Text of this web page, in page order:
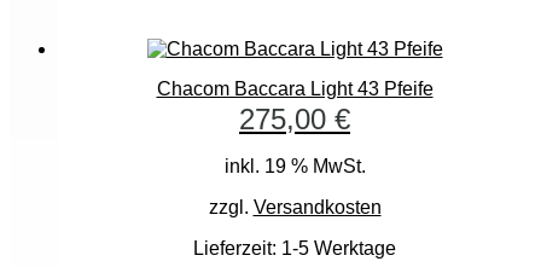
Chacom Baccara Light 43 Pfeife
275,00 €
inkl. 19 % MwSt.
zzgl. Versandkosten
Lieferzeit: 1-5 Werktage